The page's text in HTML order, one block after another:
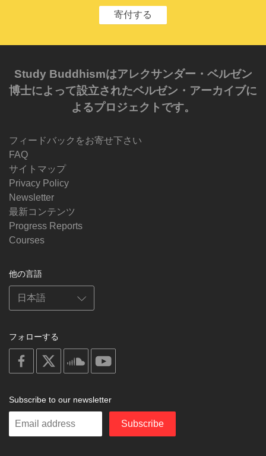
寄付する
Study Buddhismはアレクサンダー・ベルゼン
博士によって設立されたベルゼン・アーカイブに
よるプロジェクトです。
フィードバックをお寄せ下さい
FAQ
サイトマップ
Privacy Policy
Newsletter
最新コンテンツ
Progress Reports
Courses
他の言語
フォローする
on
facebook
soundcloud
Subscribe to our newsletter
Enter
Subscribe